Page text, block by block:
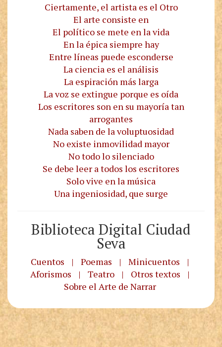
Ciertamente, el artista es el Otro
El arte consiste en
El político se mete en la vida
En la épica siempre hay
Entre líneas puede esconderse
La ciencia es el análisis
La espiración más larga
La voz se extingue porque es oída
Los escritores son en su mayoría tan
arrogantes
Nada saben de la voluptuosidad
No existe inmovilidad mayor
No todo lo silenciado
Se debe leer a todos los escritores
Solo vive en la música
Una ingeniosidad, que surge
Biblioteca Digital Ciudad
Seva
Cuentos | Poemas | Minicuentos
|
Aforismos
| Teatro | Otros textos
|
Sobre el Arte de Narrar